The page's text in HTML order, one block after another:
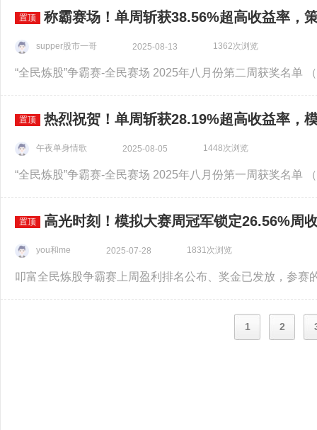
置顶 称霸赛场！单周斩获38.56%超高收益率，
supper股市一哥 2025-08-13 1362次浏览
置顶 热烈祝贺！单周斩获28.19%超高收益率，
午夜单身情歌 2025-08-05 1448次浏览
置顶 高光时刻！模拟大赛周冠军锁定26.56%周
you和me 2025-07-28 1831次浏览
1 2